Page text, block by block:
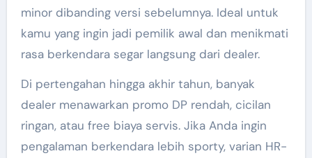
minor dibanding versi sebelumnya. Ideal untuk
kamu yang ingin jadi pemilik awal dan menikmati
rasa berkendara segar langsung dari dealer.
Di pertengahan hingga akhir tahun, banyak
dealer menawarkan promo DP rendah, cicilan
ringan, atau free biaya servis. Jika Anda ingin
pengalaman berkendara lebih sporty, varian HR-